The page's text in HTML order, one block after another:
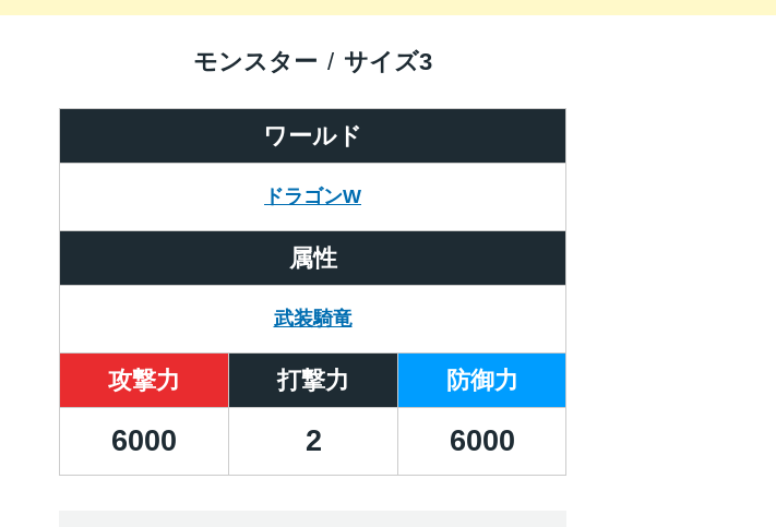
ワールド
ドラゴンW
モンスター サイズ3
属性
武装騎竜
攻撃力 打撃力 防御力
6000 2 6000